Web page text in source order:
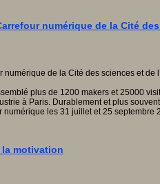
numérique de la Cité
plus de 1200 makers et 25000
à Paris. Durablement et plus
numérique les 31 juillet et 25 septembre
la motivation